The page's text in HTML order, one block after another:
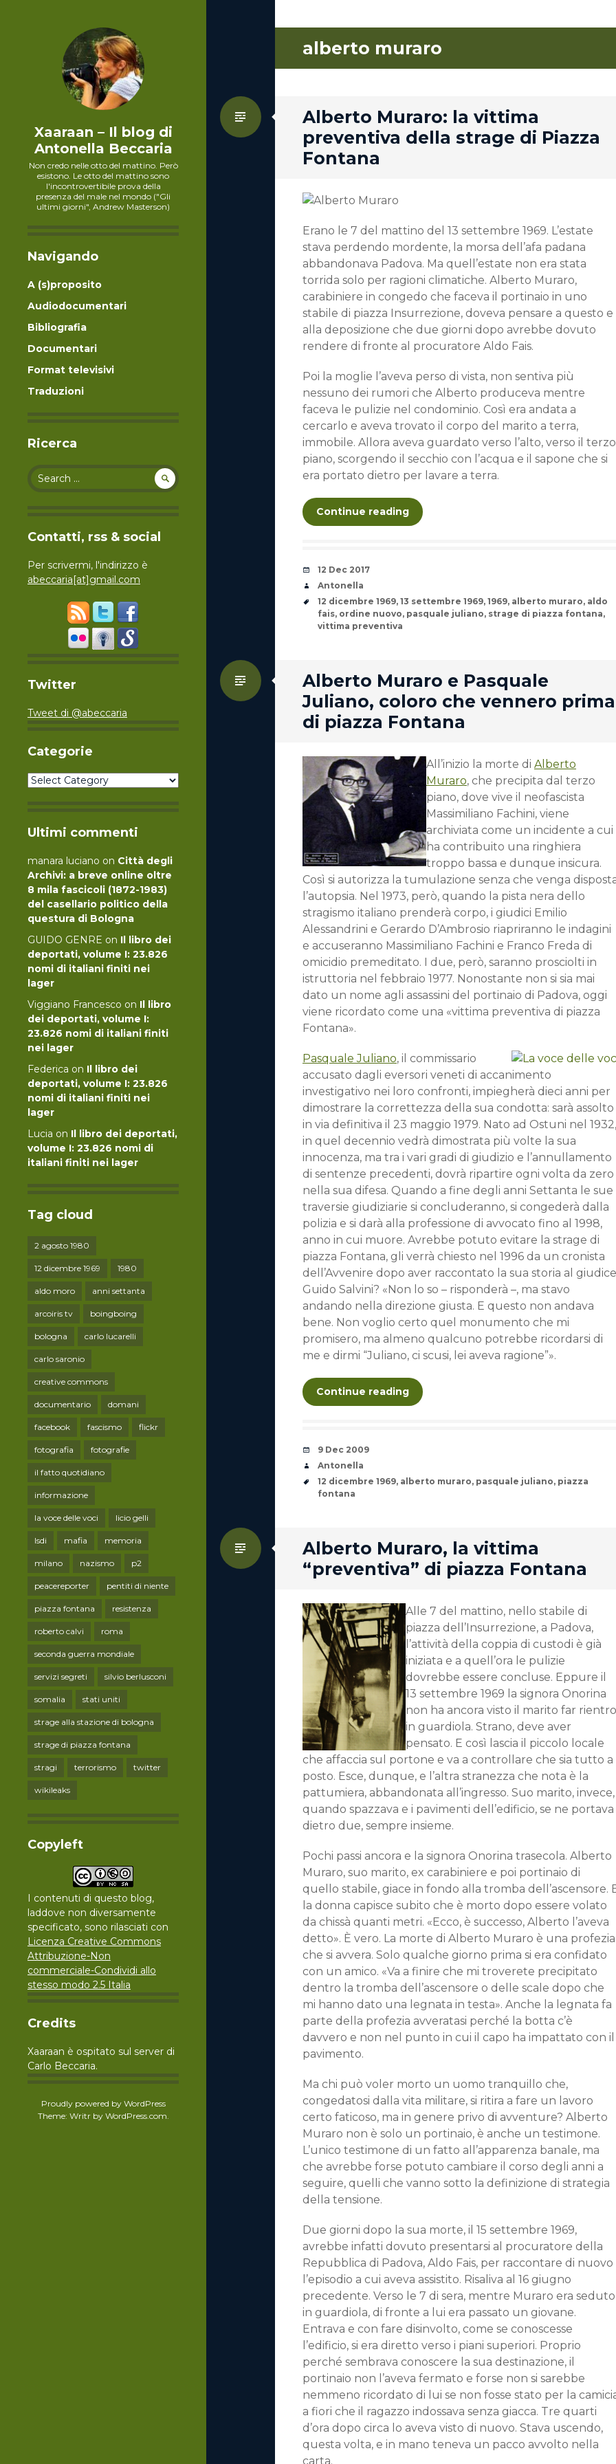
Xaaraan – Il blog di
Antonella Beccaria
Non credo nelle otto del mattino. Però
esistono. Le otto del mattino sono
l'incontrovertibile prova della
presenza del male nel mondo ("Gli
ultimi giorni", Andrew Masterson)
Navigando
A (s)proposito
Audiodocumentari
Bibliografia
Documentari
Format televisivi
Traduzioni
Ricerca
Search for:
Contatti, rss & social
Per scrivermi, l'indirizzo è
abeccaria[at]gmail.com
Twitter
Tweet di @abeccaria
Categorie
Categorie
Ultimi commenti
manara luciano on Città degli
Archivi: a breve online oltre
8 mila fascicoli (1872-1983)
del casellario politico della
questura di Bologna
GUIDO GENRE on Il libro dei
deportati, volume I: 23.826
nomi di italiani finiti nei
lager
Viggiano Francesco on Il libro
dei deportati, volume I:
23.826 nomi di italiani finiti
nei lager
Federica on Il libro dei
deportati, volume I: 23.826
nomi di italiani finiti nei
lager
Lucia on Il libro dei deportati,
volume I: 23.826 nomi di
italiani finiti nei lager
Tag cloud
2 agosto 1980
12 dicembre 1969 1980
aldo moro anni settanta
arcoiris tv boingboing
bologna carlo lucarelli
carlo saronio
creative commons
documentario domani
facebook fascismo flickr
fotografia fotografie
il fatto quotidiano
informazione
la voce delle voci licio gelli
lsdi mafia memoria
milano nazismo p2
peacereporter pentiti di niente
piazza fontana resistenza
roberto calvi roma
seconda guerra mondiale
servizi segreti silvio berlusconi
somalia stati uniti
strage alla stazione di bologna
strage di piazza fontana
stragi terrorismo twitter
wikileaks
Copyleft
I contenuti di questo blog,
laddove non diversamente
specificato, sono rilasciati con
Licenza Creative Commons
Attribuzione-Non
commerciale-Condividi allo
stesso modo 2.5 Italia
Credits
Xaaraan è ospitato sul server di
Carlo Beccaria.
Proudly powered by WordPress
Theme: Writr by WordPress.com.
alberto muraro
Alberto Muraro: la vittima
preventiva della strage di Piazza
Fontana
Standard
Erano le 7 del mattino del 13 settembre 1969. L’estate
stava perdendo mordente, la morsa dell’afa padana
abbandonava Padova. Ma quell’estate non era stata
torrida solo per ragioni climatiche. Alberto Muraro,
carabiniere in congedo che faceva il portinaio in uno
stabile di piazza Insurrezione, doveva pensare a questo e
alla deposizione che due giorni dopo avrebbe dovuto
rendere di fronte al procuratore Aldo Fais.
Poi la moglie l’aveva perso di vista, non sentiva più
nessuno dei rumori che Alberto produceva mentre
faceva le pulizie nel condominio. Così era andata a
cercarlo e aveva trovato il corpo del marito a terra,
immobile. Allora aveva guardato verso l’alto, verso il terzo
piano, scorgendo il secchio con l’acqua e il sapone che si
era portato dietro per lavare a terra.
Continue reading
Date
12 Dec 2017
Author
Antonella
Tags
12 dicembre 1969, 13 settembre 1969, 1969, alberto muraro, aldo
fais, ordine nuovo, pasquale juliano, strage di piazza fontana,
vittima preventiva
Alberto Muraro e Pasquale
Juliano, coloro che vennero prima
di piazza Fontana
Standard
All’inizio la morte di Alberto
Muraro, che precipita dal terzo
piano, dove vive il neofascista
Massimiliano Fachini, viene
archiviata come un incidente a cui
ha contribuito una ringhiera
troppo bassa e dunque insicura.
Così si autorizza la tumulazione senza che venga
l’autopsia. Nel 1973, però, quando la pista nera dello
stragismo italiano prenderà corpo, i giudici Emilio
Alessandrini e Gerardo D’Ambrosio riapriranno le indagini
e accuseranno Massimiliano Fachini e Franco Freda di
omicidio premeditato. I due, però, saranno prosciolti in
istruttoria nel febbraio 1977. Nonostante non si sia mai
dato un nome agli assassini del portinaio di Padova, oggi
viene ricordato come una «vittima preventiva di piazza
Fontana».
Pasquale Juliano, il commissario
accusato dagli eversori veneti di accanimento
investigativo nei loro confronti, impiegherà dieci anni per
dimostrare la correttezza della sua condotta: sarà assolto
in via definitiva il 23 maggio 1979. Nato ad Ostuni nel 1932,
in quel decennio vedrà dimostrata più volte la sua
innocenza, ma tra i vari gradi di giudizio e l’annullamento
di sentenze precedenti, dovrà ripartire ogni volta da zero
nella sua difesa. Quando a fine degli anni Settanta le sue
traversie giudiziarie si concluderanno, si congederà dalla
polizia e si darà alla professione di avvocato fino al 1998,
anno in cui muore. Avrebbe potuto evitare la strage di
piazza Fontana, gli verrà chiesto nel 1996 da un cronista
dell’Avvenire dopo aver raccontato la sua storia al giudice
Guido Salvini? «Non lo so – risponderà –, ma stavo
andando nella direzione giusta. E questo non andava
bene. Non voglio certo quel monumento che mi
promisero, ma almeno qualcuno potrebbe ricordarsi di
me e dirmi “Juliano, ci scusi, lei aveva ragione”».
Continue reading
Date
9 Dec 2009
Author
Antonella
Tags
12 dicembre 1969, alberto muraro, pasquale juliano, piazza
fontana
Alberto Muraro, la vittima
“preventiva” di piazza Fontana
Standard
Alle 7 del mattino, nello stabile di
piazza dell’Insurrezione, a Padova,
l’attività della coppia di custodi è già
iniziata e a quell’ora le pulizie
dovrebbe essere concluse. Eppure il
13 settembre 1969 la signora Onorina
non ha ancora visto il marito far rientro
in guardiola. Strano, deve aver
pensato. E così lascia il piccolo locale
che affaccia sul portone e va a controllare che sia tutto a
posto. Esce, dunque, e l’altra stranezza che nota è la
pattumiera, abbandonata all’ingresso. Suo marito, invece,
quando spazzava e i pavimenti dell’edificio, se ne portava
dietro due, sempre insieme.
Pochi passi ancora e la signora Onorina trasecola. Alberto
Muraro, suo marito, ex carabiniere e poi portinaio di
quello stabile, giace in fondo alla tromba dell’ascensore.
la donna capisce subito che è morto dopo essere volato
da chissà quanti metri. «Ecco, è successo, Alberto l’aveva
detto». È vero. La morte di Alberto Muraro è una profezia
che si avvera. Solo qualche giorno prima si era confidato
con un amico. «Va a finire che mi troverete precipitato
dentro la tromba dell’ascensore o delle scale dopo che
mi hanno dato una legnata in testa». Anche la legnata fa
parte della profezia avveratasi perché la botta c’è
davvero e non nel punto in cui il capo ha impattato con il
pavimento.
Ma chi può voler morto un uomo tranquillo che,
congedatosi dalla vita militare, si ritira a fare un lavoro
certo faticoso, ma in genere privo di avventure? Alberto
Muraro non è solo un portinaio, è anche un testimone.
L’unico testimone di un fatto all’apparenza banale, ma
che avrebbe forse potuto cambiare il corso degli anni a
seguire, quelli che vanno sotto la definizione di strategia
della tensione.
Due giorni dopo la sua morte, il 15 settembre 1969,
avrebbe infatti dovuto presentarsi al procuratore della
Repubblica di Padova, Aldo Fais, per raccontare di nuovo
l’episodio a cui aveva assistito. Risaliva al 16 giugno
precedente. Verso le 7 di sera, mentre Muraro era seduto
in guardiola, di fronte a lui era passato un giovane.
Entrava e con fare disinvolto, come se conoscesse
l’edificio, si era diretto verso i piani superiori. Proprio
perché sembrava conoscere la sua destinazione, il
portinaio non l’aveva fermato e forse non si sarebbe
nemmeno ricordato di lui se non fosse stato per la
a fiori che il ragazzo indossava senza giacca. Tre quarti
d’ora dopo circa lo aveva visto di nuovo. Stava uscendo,
questa volta, e in mano teneva un pacco avvolto nella
carta.